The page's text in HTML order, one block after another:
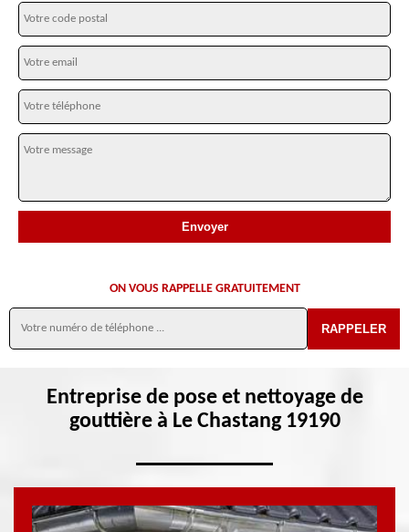
ON VOUS RAPPELLE GRATUITEMENT
Entreprise de pose et nettoyage de
gouttière à Le Chastang 19190